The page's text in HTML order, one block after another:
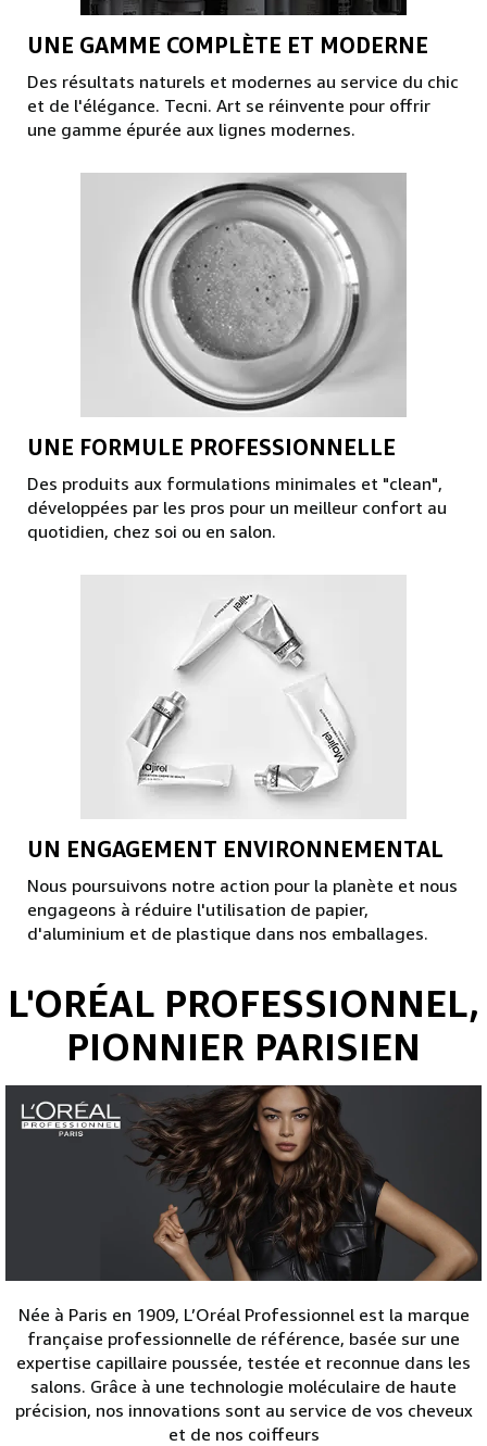
UNE GAMME COMPLÈTE ET MODERNE
Des résultats naturels et modernes au service du chic
et de l'élégance. Tecni. Art se réinvente pour offrir
une gamme épurée aux lignes modernes.
UNE FORMULE PROFESSIONNELLE
Des produits aux formulations minimales et "clean",
développées par les pros pour un meilleur confort au
quotidien, chez soi ou en salon.
UN ENGAGEMENT ENVIRONNEMENTAL
Nous poursuivons notre action pour la planète et nous
engageons à réduire l'utilisation de papier,
d'aluminium et de plastique dans nos emballages.
L'ORÉAL PROFESSIONNEL,
PIONNIER PARISIEN
Née à Paris en 1909, L’Oréal Professionnel est la marque
française professionnelle de référence, basée sur une
expertise capillaire poussée, testée et reconnue dans les
salons. Grâce à une technologie moléculaire de haute
précision, nos innovations sont au service de vos cheveux
et de nos coiffeurs